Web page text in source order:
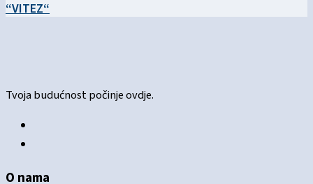
“VITEZ“
Tvoja budućnost počinje ovdje.
O nama